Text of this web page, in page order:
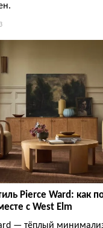
Pierce Ward: как
с West Elm
— тёплый